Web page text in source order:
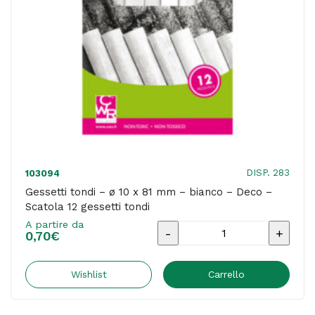
-
Scatola
100
gessetti
quantità
103094 DISP. 283
Gessetti tondi – ø 10 x 81 mm – bianco – Deco –
Scatola 12 gessetti tondi
A partire da
0,70€
Gessetti
-
Wishlist Carrello